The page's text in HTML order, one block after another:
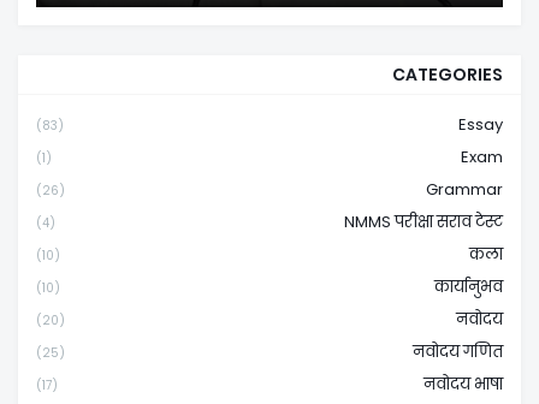
CATEGORIES
Essay
(83)
Exam
(1)
Grammar
(26)
NMMS परीक्षा सराव टेस्ट
(4)
कला
(10)
कार्यानुभव
(10)
नवोदय
(20)
नवोदय गणित
(25)
नवोदय भाषा
(17)